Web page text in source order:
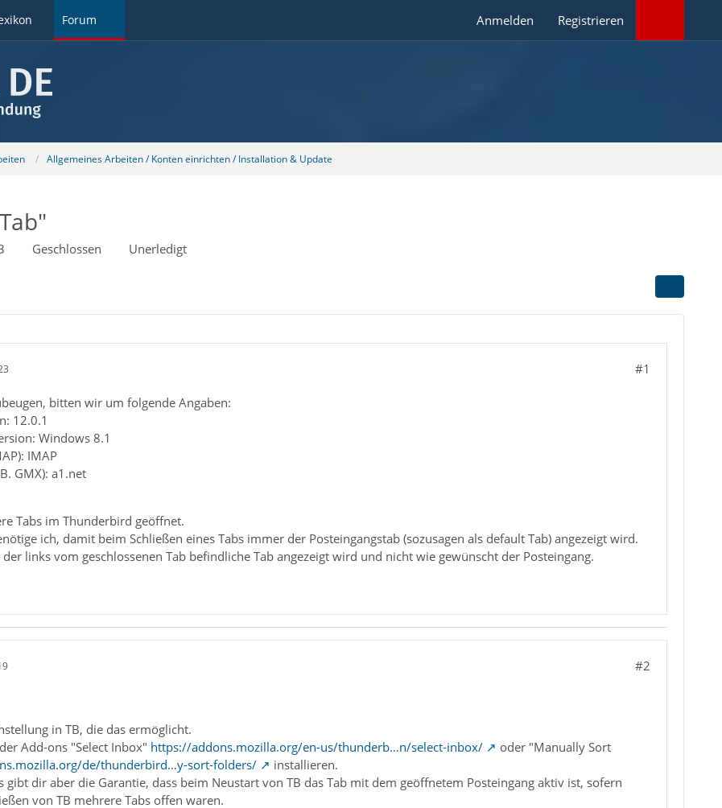
Forum Anmelden Registrieren
Allgemeines Arbeiten / Konten einrichten / Installation & Update
Geschlossen Unerledigt
#1
bitten wir um folgende Angaben:
12.0.1
Windows 8.1
IMAP
GMX): a1.net
Tabs im Thunderbird geöffnet.
ich, damit beim Schließen eines Tabs immer der Posteingangstab (sozusagen als default Tab) angezeigt wird.
der links vom geschlossenen Tab befindliche Tab angezeigt wird und nicht wie gewünscht der Posteingang.
#2
in TB, die das ermöglicht.
Add-ons "Select Inbox" https://addons.mozilla.org/en-us/thunderb…n/select-inbox/
oder "Manually Sort
de/thunderbird…y-sort-folders/
installieren.
gibt dir aber die Garantie, dass beim Neustart von TB das Tab mit dem geöffnetem Posteingang aktiv ist, sofern
von TB mehrere Tabs offen waren.